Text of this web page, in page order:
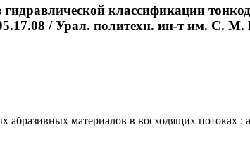
классификации
/ Урал. политехн. ин-т им. С.
материалов в восходящих потоках :